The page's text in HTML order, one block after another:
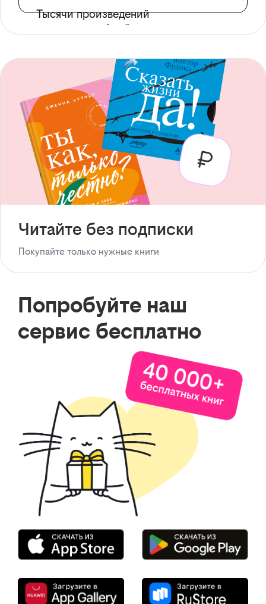
Тысячи произведений
с доступом офлайн
Читайте без подписки
Покупайте только нужные книги
Попробуйте наш
сервис бесплатно